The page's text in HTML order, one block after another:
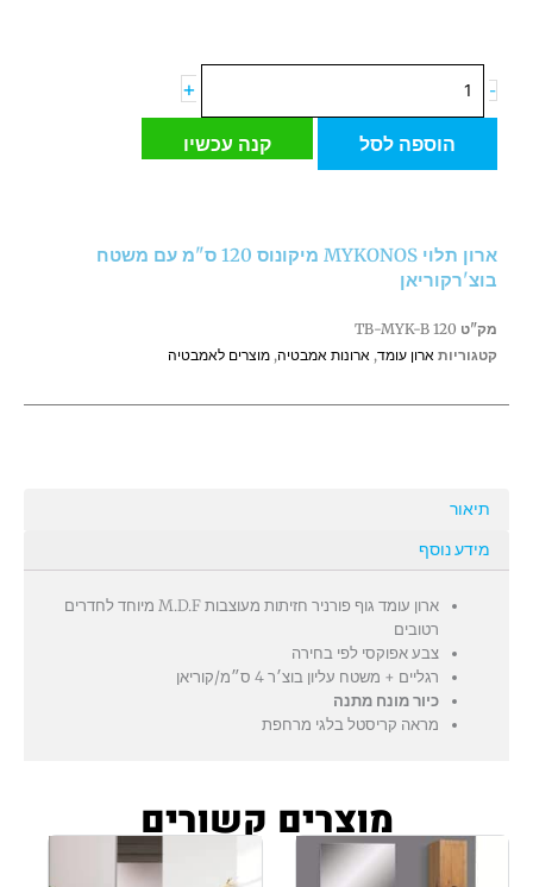
-
של
ס"מ
עם
בוצ'רקוריאן
+
הוספה לסל קנה עכשיו
ארון תלוי MYKONOS מיקונוס 120 ס"מ עם משטח
בוצ'רקוריאן
מק"ט TB-MYK-B 120
קטגוריות ארון עומד, ארונות אמבטיה, מוצרים לאמבטיה
תיאור
מידע נוסף
ארון עומד גוף פורניר חזיתות מעוצבות M.D.F מיוחד לחדרים
רטובים
צבע אפוקסי לפי בחירה
רגליים + משטח עליון בוצ׳ר 4 ס״מ/קוריאן
כיור מונח מתנה
מראה קריסטל בלגי מרחפת
מוצרים קשורים